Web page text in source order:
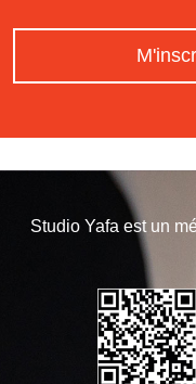
Studio Yafa est un